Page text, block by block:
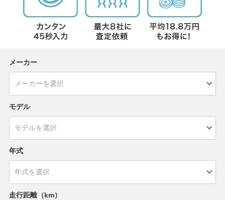
メーカー
モデル
年式
走行距離（km）